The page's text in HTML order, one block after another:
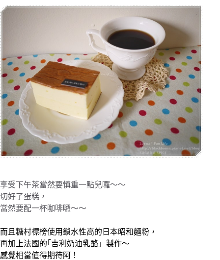
享受下午茶當然要慎重一點兒囉～～
切好了蛋糕，
當然要配一杯咖啡囉～～
而且糖村標榜使用鎖水性高的日本昭和麵粉，
再加上法國的｢吉利奶油乳酪」製作～
感覺相當值得期待阿！